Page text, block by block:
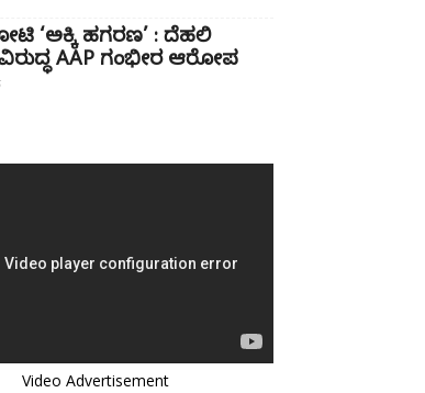
‘ಅಕ್ಕಿ ಹಗರಣ’ : ದೆಹಲಿ
AAP ಗಂಭೀರ ಆರೋಪ
Video Advertisement